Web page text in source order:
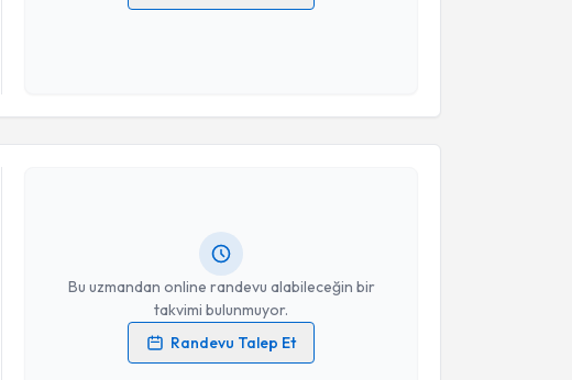
Kişisel verilerimin işlenmesine ilişkinAydınlatma Metni
Bu uzmandan online randevu alabileceğin bir
takvimi bulunmuyor.
Randevu Talep Et
Randevu Takvimi Talebi
Uzm. Dr. R. Hülya Bingöl Çağlayan
Kişisel verilerimin işlenmesine ilişkinAydınlatma Metni